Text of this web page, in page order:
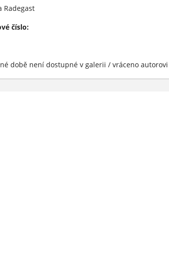
Radegast
číslo:
době není dostupné v galerii / vráceno autorovi